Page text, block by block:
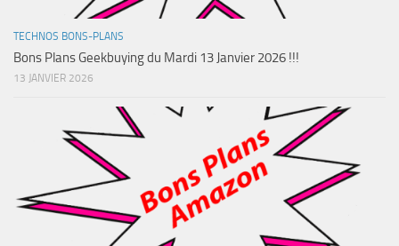
TECHNOS BONS-PLANS
Bons Plans Geekbuying du Mardi 13 Janvier 2026 !!!
13 JANVIER 2026